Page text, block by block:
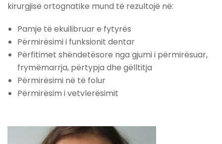
kirurgjisë ortognatike mund të rezultojë në:
Pamje të ekuilibruar e fytyrës
Përmirësimi i funksionit dentar
Përfitimet shëndetësore nga gjumi i përmirësuar,
frymëmarrja, përtypja dhe gëlltitja
Përmirësimi në të folur
Përmirësim i vetvlerësimit